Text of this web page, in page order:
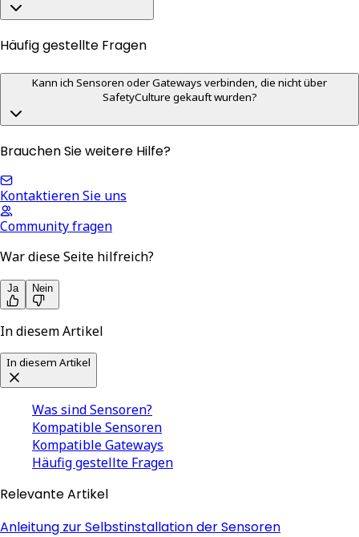
Häufig gestellte Fragen
Kann ich Sensoren oder Gateways verbinden, die nicht über
SafetyCulture gekauft wurden?
Brauchen Sie weitere Hilfe?
Kontaktieren Sie uns
Community fragen
War diese Seite hilfreich?
Ja Nein
In diesem Artikel
In diesem Artikel
Was sind Sensoren?
Kompatible Sensoren
Kompatible Gateways
Häufig gestellte Fragen
Relevante Artikel
Anleitung zur Selbstinstallation der Sensoren